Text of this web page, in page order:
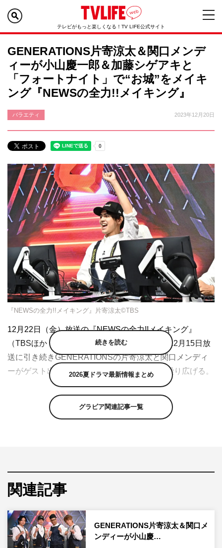
テレビがもっと楽しくなる！TV LIFE公式サイト
GENERATIONS片寄涼太＆関口メンデ
ィーが小山慶一郎＆加藤シゲアキと
「フォートナイト」で“お城”をメイキ
ング『NEWSの全力!!メイキング』
バラエティ 2023年12月20日
『NEWSの全力!!メイキング』片寄涼太©TBS
12月22日（金）放送の『NEWSの全力!!メイキング』
（TBSほか 深夜0時48分～1時18分）では、12月15日放
送に引き続きGENERATIONSの片寄涼太と関口メンディ
ーがゲスト出演。番組を懸けた真剣バトルを繰り広げる。
この番組は、NEWSの小山慶一郎と加藤シゲアキが「ゼロ
から作ったら面白そうなモノ」を、ゲストと共に片っ端か
ら自作していくDIYバラエティ。さまざまなモノ作りを通
前回に引き続きGENERATIONSの片寄涼太と関口メンデ
ィーをゲストに迎え、小山＆加藤と共に「フォートナイ
ト」をプレイ。今回はバトルフィールドとなる“お城”を全
力メイキングする。また、プレイ中には、
GENERATIONSとNEWS交流エピソードも披露される。
続きを読む
2026夏ドラマ最新情報まとめ
グラビア関連記事一覧
関連記事
GENERATIONS片寄涼太＆関口メ
ンディーが小山慶…